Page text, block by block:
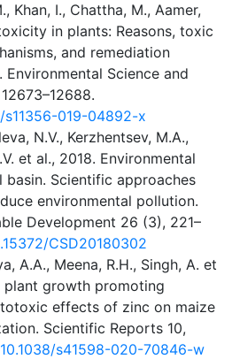
Khan, I., Chattha, M., Aamer,
in plants: Reasons, toxic
and remediation
Science and
019-04892-x
N.V., Kerzhentsev, M.A.,
et al., 2018. Environmental
basin. Scientific approaches
environmental pollution.
Development 26 (3), 221–
CSD20180302
A.A., Meena, R.H., Singh, A. et
growth promoting
effects of zinc on maize
Scientific Reports 10,
s41598-020-70846-w